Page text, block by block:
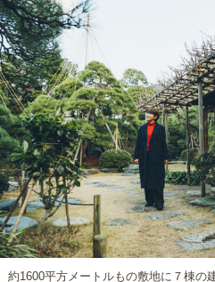
約1600平方メートルもの敷地に７棟の